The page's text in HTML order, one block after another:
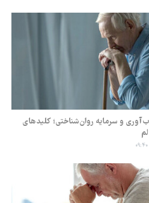
و سرمایه روان‌شناختی؛ کلیدهای